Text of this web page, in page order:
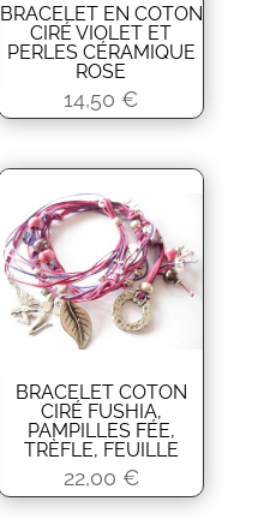
BRACELET EN COTON
CIRÉ VIOLET ET
PERLES CÉRAMIQUE
ROSE
14,50€
BRACELET COTON
CIRÉ FUSHIA,
PAMPILLES FÉE,
TRÈFLE, FEUILLE
22,00 €